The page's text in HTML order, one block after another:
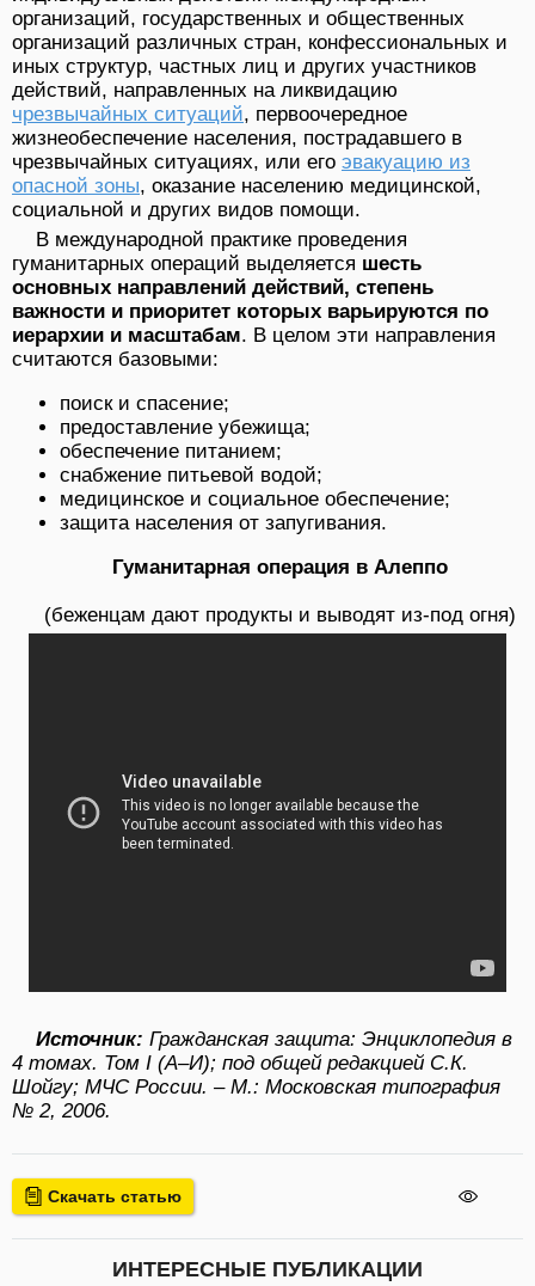
организаций, государственных и общественных
организаций различных стран, конфессиональных и
иных структур, частных лиц и других участников
действий, направленных на ликвидацию
чрезвычайных ситуаций, первоочередное
жизнеобеспечение населения, пострадавшего в
чрезвычайных ситуациях, или его эвакуацию из
опасной зоны, оказание населению медицинской,
социальной и других видов помощи.
В международной практике проведения
гуманитарных операций выделяется шесть
основных направлений действий, степень
важности и приоритет которых варьируются по
иерархии и масштабам. В целом эти направления
считаются базовыми:
поиск и спасение;
предоставление убежища;
обеспечение питанием;
снабжение питьевой водой;
медицинское и социальное обеспечение;
защита населения от запугивания.
Гуманитарная операция в Алеппо
(беженцам дают продукты и выводят из-под огня)
Источник: Гражданская защита: Энциклопедия в
4 томах. Том I (А–И); под общей редакцией С.К.
Шойгу; МЧС России. – М.: Московская типография
№ 2, 2006.
Скачать статью
ИНТЕРЕСНЫЕ ПУБЛИКАЦИИ